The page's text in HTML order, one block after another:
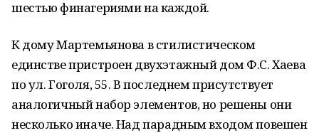
шестью финагериями на каждой.
К дому Мартемьянова в стилистическом
единстве пристроен двухэтажный дом Ф.С. Хаева
по ул. Гоголя, 55. В последнем присутствует
аналогичный набор элементов, но решены они
несколько иначе. Над парадным входом повешен